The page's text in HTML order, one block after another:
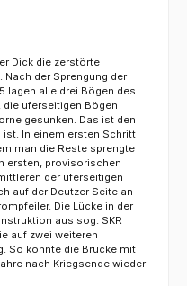
Dick die zerstörte
der Sprengung der
lagen alle drei Bögen des
uferseitigen Bögen
gesunken. Das ist den
ist. In einem ersten Schritt
man die Reste sprengte
ersten, provisorischen
der uferseitigen
auf der Deutzer Seite an
Die Lücke in der
aus sog. SKR
auf zwei weiteren
So konnte die Brücke mit
nach Kriegsende wieder